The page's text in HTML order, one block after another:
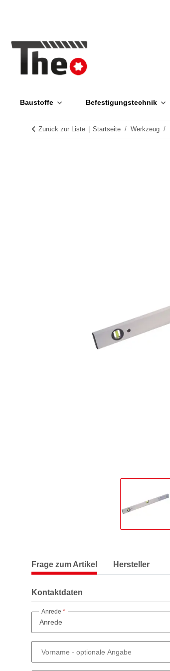
Baustoffe Befestigungstechnik
Zurück zur Liste Startseite Werkzeug
Frage zum Artikel Hersteller
Kontaktdaten
Anrede
Vorname - optionale Angabe